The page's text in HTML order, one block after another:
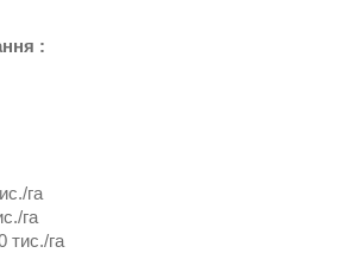
:
га
га
тис./га